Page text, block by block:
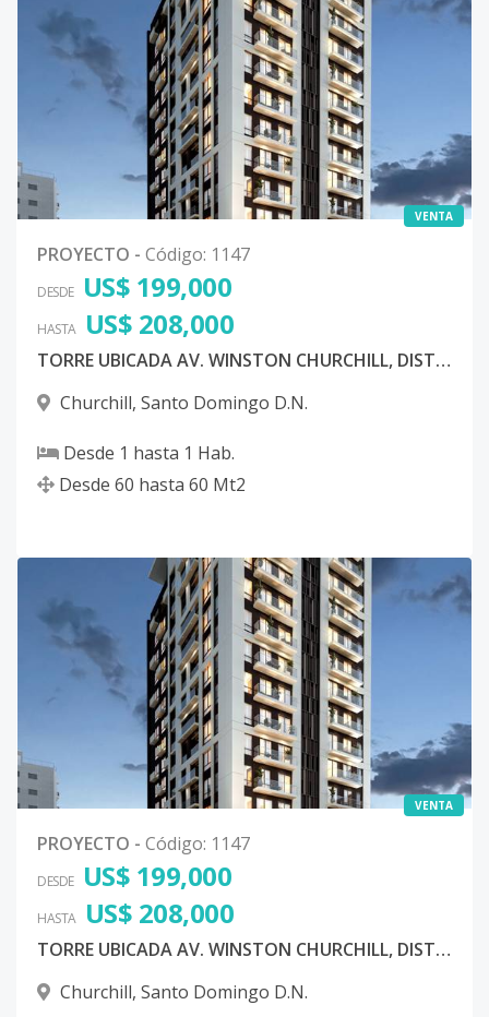
VENTA
PROYECTO - Código: 1147
DESDE US$ 199,000
HASTA US$ 208,000
TORRE UBICADA AV. WINSTON CHURCHILL, DISTRITO NACIONAL
Churchill, Santo Domingo D.N.
Desde 1 hasta 1 Hab.
Desde 60 hasta 60 Mt2
VENTA
PROYECTO - Código: 1147
DESDE US$ 199,000
HASTA US$ 208,000
TORRE UBICADA AV. WINSTON CHURCHILL, DISTRITO NACIONAL
Churchill, Santo Domingo D.N.